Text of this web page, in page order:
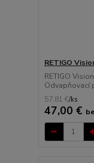
RETIGO
RETIGO
Odvapňovací
57,81 €/ks
47,00 €